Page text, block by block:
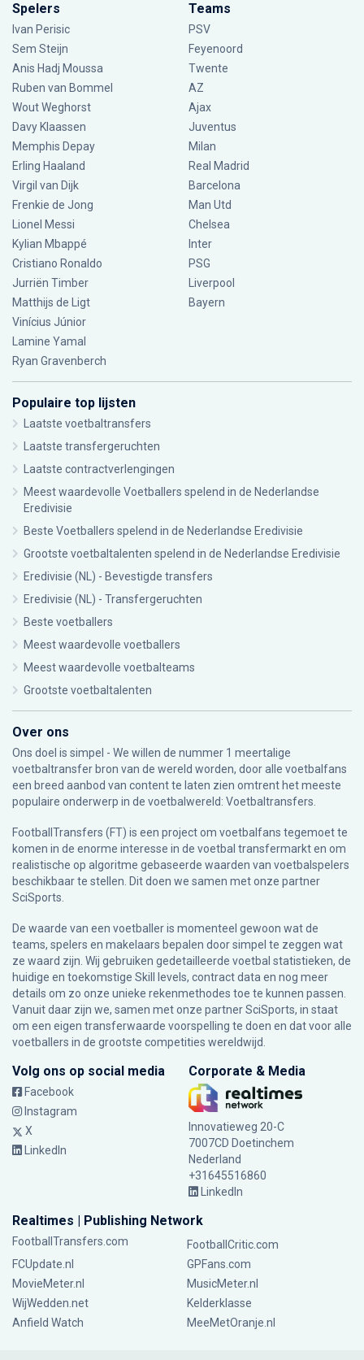
Spelers
Ivan Perisic
Sem Steijn
Anis Hadj Moussa
Ruben van Bommel
Wout Weghorst
Davy Klaassen
Memphis Depay
Erling Haaland
Virgil van Dijk
Frenkie de Jong
Lionel Messi
Kylian Mbappé
Cristiano Ronaldo
Jurriën Timber
Matthijs de Ligt
Vinícius Júnior
Lamine Yamal
Ryan Gravenberch
Teams
PSV
Feyenoord
Twente
AZ
Ajax
Juventus
Milan
Real Madrid
Barcelona
Man Utd
Chelsea
Inter
PSG
Liverpool
Bayern
Populaire top lijsten
Laatste voetbaltransfers
Laatste transfergeruchten
Laatste contractverlengingen
Meest waardevolle Voetballers spelend in de Nederlandse
Eredivisie
Beste Voetballers spelend in de Nederlandse Eredivisie
Grootste voetbaltalenten spelend in de Nederlandse Eredivisie
Eredivisie (NL) - Bevestigde transfers
Eredivisie (NL) - Transfergeruchten
Beste voetballers
Meest waardevolle voetballers
Meest waardevolle voetbalteams
Grootste voetbaltalenten
Over ons
Ons doel is simpel - We willen de nummer 1 meertalige
voetbaltransfer bron van de wereld worden, door alle voetbalfans
een breed aanbod van content te laten zien omtrent het meeste
populaire onderwerp in de voetbalwereld: Voetbaltransfers.
FootballTransfers (FT) is een project om voetbalfans tegemoet te
komen in de enorme interesse in de voetbal transfermarkt en om
realistische op algoritme gebaseerde waarden van voetbalspelers
beschikbaar te stellen. Dit doen we samen met onze partner
SciSports
De waarde van een voetballer is momenteel gewoon wat de
teams, spelers en makelaars bepalen door simpel te zeggen wat
ze waard zijn. Wij gebruiken gedetailleerde voetbal statistieken, de
huidige en toekomstige Skill levels, contract data en nog meer
details om zo onze unieke rekenmethodes toe te kunnen passen.
Vanuit daar zijn we, samen met onze partner SciSports, in staat
om een eigen transferwaarde voorspelling te doen en dat voor alle
voetballers in de grootste competities wereldwijd.
Volg ons op social media
Facebook
Instagram
X
LinkedIn
Corporate & Media
Innovatieweg 20-C
7007CD Doetinchem
Nederland
+31645516860
LinkedIn
Realtimes | Publishing Network
FootballTransfers.com
FootballCritic.com
FCUpdate.nl
GPFans.com
MovieMeter.nl
MusicMeter.nl
WijWedden.net
Kelderklasse
Anfield Watch
MeeMetOranje.nl